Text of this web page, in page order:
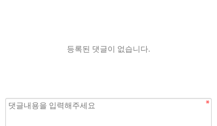
등록된 댓글이 없습니다.